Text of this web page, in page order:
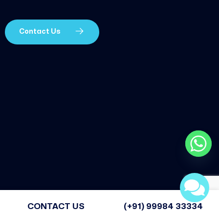
Contact Us
CONTACT US (+91) 99984 33334